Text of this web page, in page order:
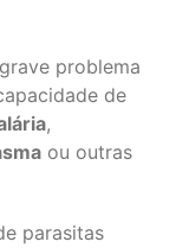
problema
de
,
ou outras
parasitas